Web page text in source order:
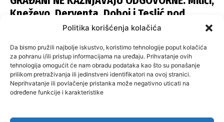
Politika korišćenja kolačića
Da bismo pružili najbolje iskustvo, koristimo tehnologije poput kolačića
za pohranu i/ili pristup informacijama na uređaju. Prihvatanje ovih
tehnologija omogućit će nam obradu podataka kao što su ponašanje
prilikom pretraživanja ili jedinstveni identifikatori na ovoj stranici.
Neprihvatanje ili povlačenje pristanka može negativno uticati na
određene funkcije i karakteristike
Kneževo, Derventa, Doboj i Teslić pod
šapom istih stranaka
SNSD UČVRSTIO VLAST U ISTOČNOM
SARAJEVU: Opoziciji dvije opštine, slijedi
raspodjela funkcija